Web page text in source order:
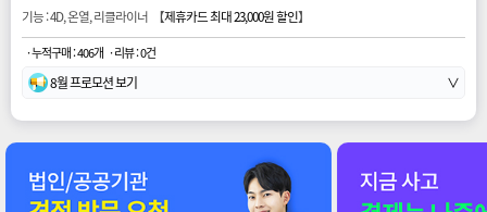
기능 : 4D, 온열, 리클라이너 【제휴카드 최대 23,000원 할인】
· 누적구매 : 406개 · 리뷰 : 0건
8월 프로모션 보기 ∨